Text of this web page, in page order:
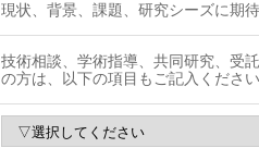
現状、背景、課題、研究シーズに期
技術相談、学術指導、共同研究、受
の方は、以下の項目もご記入ください